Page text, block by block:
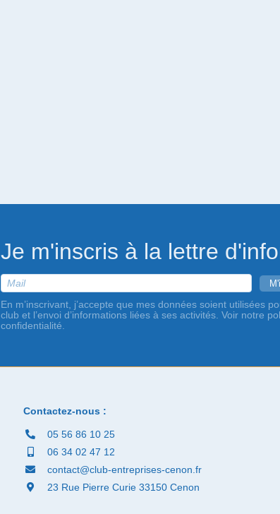
Je m'inscris à la lettre
En m’inscrivant, j’accepte que mes données soient utilisées
club et l’envoi d’informations liées à ses activités. Voir notre
confidentialité.
Contactez-nous :
05 56 86 10 25
06 34 02 47 12
contact@club-entreprises-cenon.fr
23 Rue Pierre Curie 33150 Cenon